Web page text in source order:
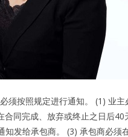
须按照规定进行通知。 (1) 业
同完成、放弃或终止之日后
发给承包商。 (3) 承包商必